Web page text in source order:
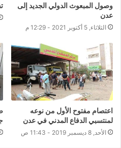
وصول المبعوث الدولي الجديد إلى
عدن
الثلاثاء, 5 أكتوبر 2021 - 12:29 م
اعتصام مفتوح الأول من نوعه
لمنتسبي الدفاع المدني في عدن
الأحد, 8 ديسمبر 2019 - 11:43 ص